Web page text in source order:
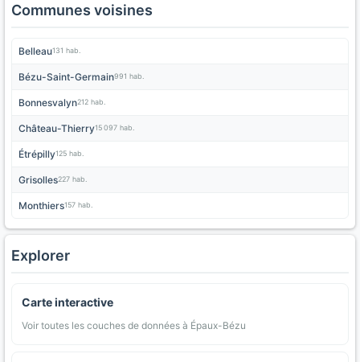
Communes voisines
Belleau131 hab.
Bézu-Saint-Germain991 hab.
Bonnesvalyn212 hab.
Château-Thierry15 097 hab.
Étrépilly125 hab.
Grisolles227 hab.
Monthiers157 hab.
Explorer
Carte interactive
Voir toutes les couches de données à Épaux-Bézu